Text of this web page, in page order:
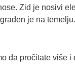
Zid je nosivi
je na
da pročitate više i